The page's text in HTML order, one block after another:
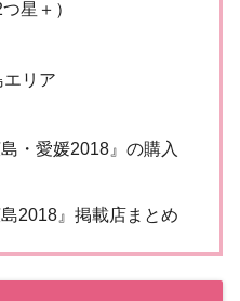
星＋）
リア
・愛媛2018』の購入
2018』掲載店まとめ